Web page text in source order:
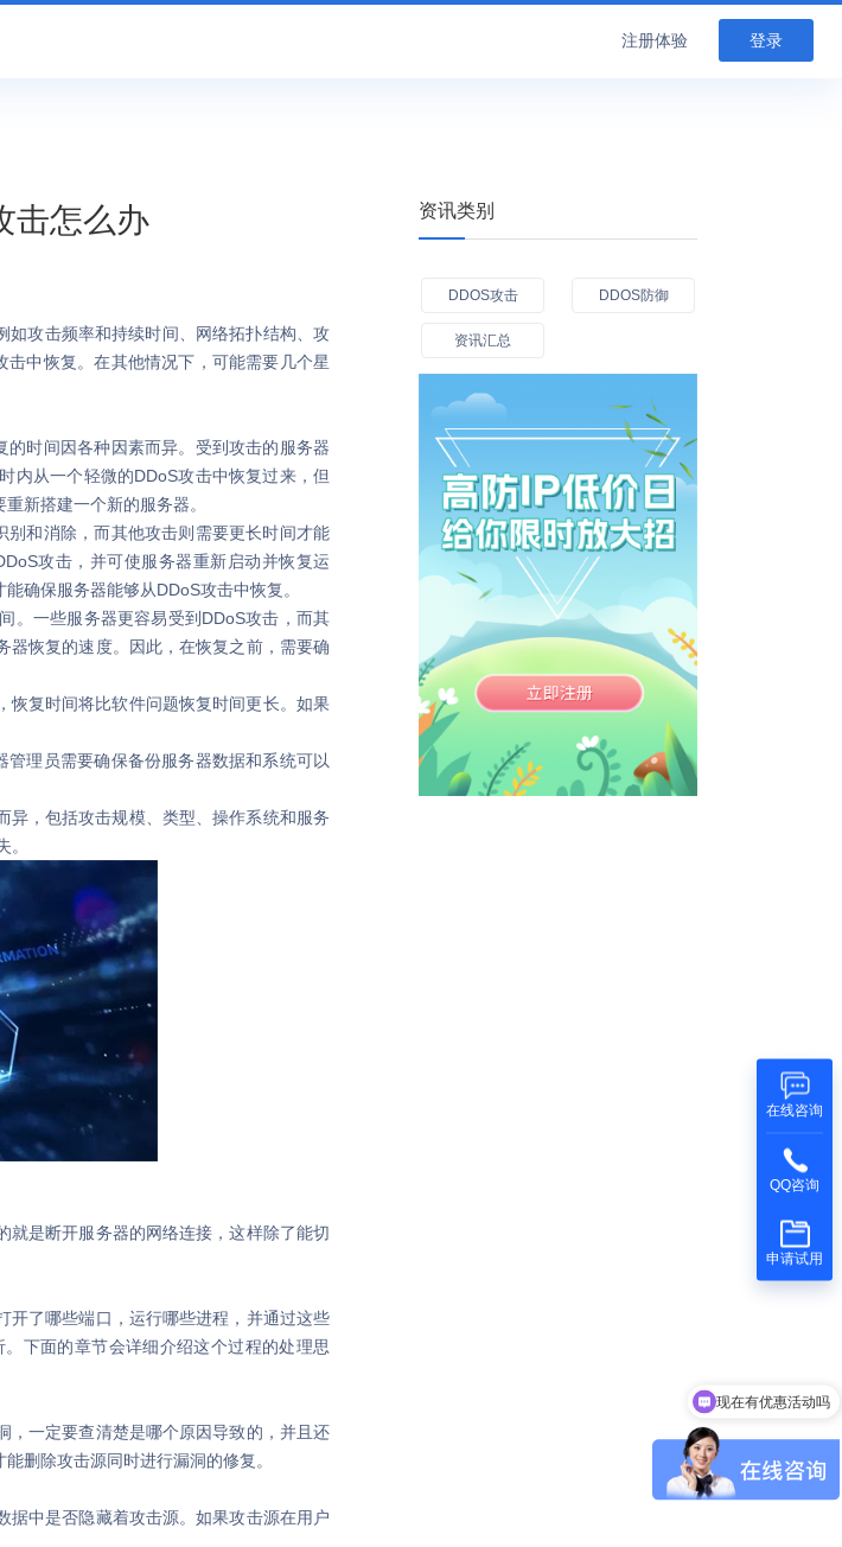
注册体验 登录
击怎么办
攻击频率和持续时间、网络拓扑结构、攻
中恢复。在其他情况下，可能需要几个星
时间因各种因素而异。受到攻击的服务器
内从一个轻微的DDoS攻击中恢复过来，但
新搭建一个新的服务器。
和消除，而其他攻击则需要更长时间才能
攻击，并可使服务器重新启动并恢复运
确保服务器能够从DDoS攻击中恢复。
一些服务器更容易受到DDoS攻击，而其
器恢复的速度。因此，在恢复之前，需要确
复时间将比软件问题恢复时间更长。如果
理员需要确保备份服务器数据和系统可以
，包括攻击规模、类型、操作系统和服务
是断开服务器的网络连接，这样除了能切
了哪些端口，运行哪些进程，并通过这些
下面的章节会详细介绍这个过程的处理思
一定要查清楚是哪个原因导致的，并且还
删除攻击源同时进行漏洞的修复。
中是否隐藏着攻击源。如果攻击源在用户
资讯类别
DDOS攻击 DDOS防御
资讯汇总
在线咨询
QQ咨询
申请试用
现在有优惠活动吗